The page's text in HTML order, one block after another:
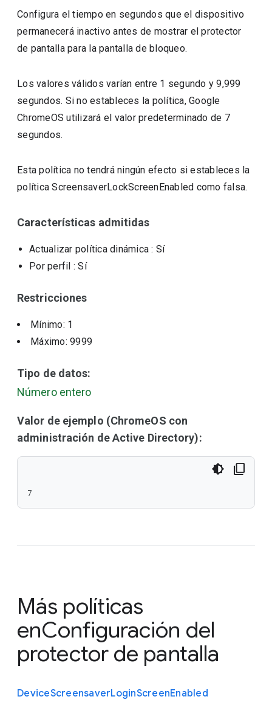
Configura el tiempo en segundos que el dispositivo
permanecerá inactivo antes de mostrar el protector
de pantalla para la pantalla de bloqueo.
Los valores válidos varían entre 1 segundo y 9,999
segundos. Si no estableces la política, Google
ChromeOS utilizará el valor predeterminado de 7
segundos.
Esta política no tendrá ningún efecto si estableces la
política ScreensaverLockScreenEnabled como falsa.
Características admitidas
Actualizar política dinámica : Sí
Por perfil : Sí
Restricciones
Mínimo: 1
Máximo: 9999
Tipo de datos:
Número entero
Valor de ejemplo (ChromeOS con
administración de Active Directory):
7
Más políticas
enConfiguración del
protector de pantalla
DeviceScreensaverLoginScreenEnabled